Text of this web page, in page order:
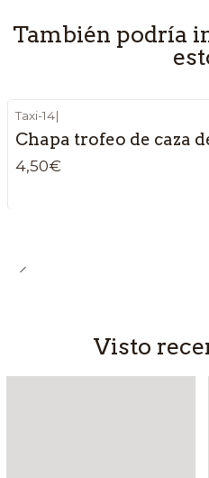
También podría
Taxi-14|
Chapa trofeo de caza
4,50€
Visto